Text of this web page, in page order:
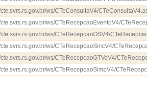
ws/CTeConsultaV4/
ws/CTeRecepcaoEventoV4/
ws/CTeRecepcaoOSV4/
ws/CTeRecepcaoSincV4/
ws/CTeRecepcaoGTVeV4/
ws/CTeRecepcaoSimpV4/